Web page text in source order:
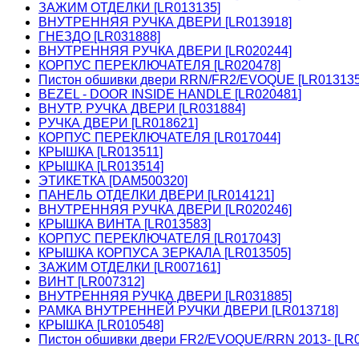
ЗАЖИМ ОТДЕЛКИ [LR013135]
ВНУТРЕННЯЯ РУЧКА ДВЕРИ [LR013918]
ГНЕЗДО [LR031888]
ВНУТРЕННЯЯ РУЧКА ДВЕРИ [LR020244]
КОРПУС ПЕРЕКЛЮЧАТЕЛЯ [LR020478]
Пистон обшивки двери RRN/FR2/EVOQUE
BEZEL - DOOR INSIDE HANDLE [LR020481]
ВНУТР. РУЧКА ДВЕРИ [LR031884]
РУЧКА ДВЕРИ [LR018621]
КОРПУС ПЕРЕКЛЮЧАТЕЛЯ [LR017044]
КРЫШКА [LR013511]
КРЫШКА [LR013514]
ЭТИКЕТКА [DAM500320]
ПАНЕЛЬ ОТДЕЛКИ ДВЕРИ [LR014121]
ВНУТРЕННЯЯ РУЧКА ДВЕРИ [LR020246]
КРЫШКА ВИНТА [LR013583]
КОРПУС ПЕРЕКЛЮЧАТЕЛЯ [LR017043]
КРЫШКА КОРПУСА ЗЕРКАЛА [LR013505]
ЗАЖИМ ОТДЕЛКИ [LR007161]
ВИНТ [LR007312]
ВНУТРЕННЯЯ РУЧКА ДВЕРИ [LR031885]
РАМКА ВНУТРЕННЕЙ РУЧКИ ДВЕРИ [LR013718]
КРЫШКА [LR010548]
Пистон обшивки двери FR2/EVOQUE/RRN 2013-